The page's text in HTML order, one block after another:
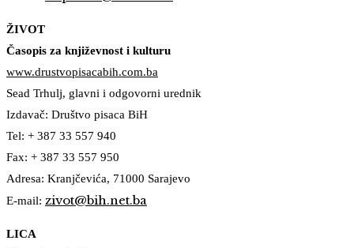
ŽIVOT
Časopis za književnost i kulturu
www.drustvopisacabih.com.ba
Sead Trhulj, glavni i odgovorni urednik
Izdavač: Društvo pisaca BiH
Tel: + 387 33 557 940
Fax: + 387 33 557 950
Adresa: Kranjčevića, 71000 Sarajevo
E-mail: zivot@bih.net.ba
LICA